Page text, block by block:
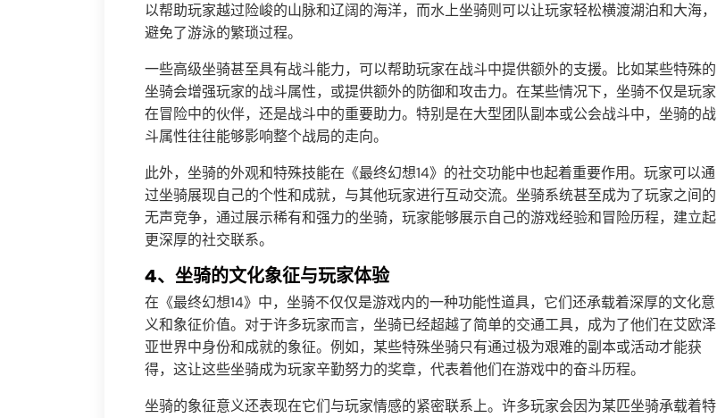
以帮助玩家越过险峻的山脉和辽阔的海洋，而水上坐骑则可以让玩家轻松横渡湖泊和大海，
避免了游泳的繁琐过程。
一些高级坐骑甚至具有战斗能力，可以帮助玩家在战斗中提供额外的支援。比如某些特殊的
坐骑会增强玩家的战斗属性，或提供额外的防御和攻击力。在某些情况下，坐骑不仅是玩家
在冒险中的伙伴，还是战斗中的重要助力。特别是在大型团队副本或公会战斗中，坐骑的战
斗属性往往能够影响整个战局的走向。
此外，坐骑的外观和特殊技能在《最终幻想14》的社交功能中也起着重要作用。玩家可以通
过坐骑展现自己的个性和成就，与其他玩家进行互动交流。坐骑系统甚至成为了玩家之间的
无声竞争，通过展示稀有和强力的坐骑，玩家能够展示自己的游戏经验和冒险历程，建立起
更深厚的社交联系。
4、坐骑的文化象征与玩家体验
在《最终幻想14》中，坐骑不仅仅是游戏内的一种功能性道具，它们还承载着深厚的文化意
义和象征价值。对于许多玩家而言，坐骑已经超越了简单的交通工具，成为了他们在艾欧泽
亚世界中身份和成就的象征。例如，某些特殊坐骑只有通过极为艰难的副本或活动才能获
得，这让这些坐骑成为玩家辛勤努力的奖章，代表着他们在游戏中的奋斗历程。
坐骑的象征意义还表现在它们与玩家情感的紧密联系上。许多玩家会因为某匹坐骑承载着特